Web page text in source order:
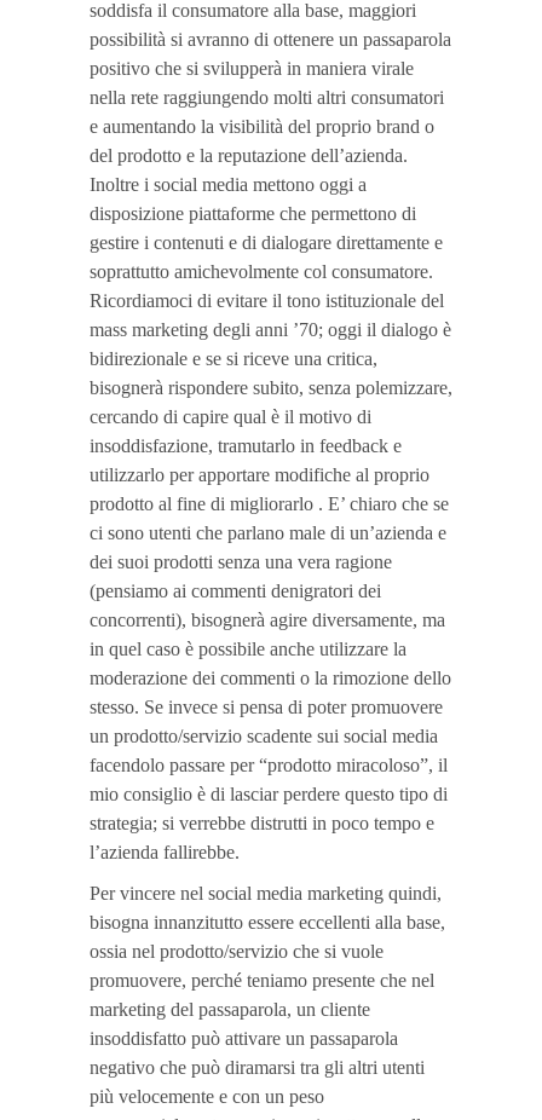
soddisfa il consumatore alla base, maggiori
possibilità si avranno di ottenere un passaparola
positivo che si svilupperà in maniera virale
nella rete raggiungendo molti altri consumatori
e aumentando la visibilità del proprio brand o
del prodotto e la reputazione dell’azienda.
Inoltre i social media mettono oggi a
disposizione piattaforme che permettono di
gestire i contenuti e di dialogare direttamente e
soprattutto amichevolmente col consumatore.
Ricordiamoci di evitare il tono istituzionale del
mass marketing degli anni ’70; oggi il dialogo è
bidirezionale e se si riceve una critica,
bisognerà rispondere subito, senza polemizzare,
cercando di capire qual è il motivo di
insoddisfazione, tramutarlo in feedback e
utilizzarlo per apportare modifiche al proprio
prodotto al fine di migliorarlo . E’ chiaro che se
ci sono utenti che parlano male di un’azienda e
dei suoi prodotti senza una vera ragione
(pensiamo ai commenti denigratori dei
concorrenti), bisognerà agire diversamente, ma
in quel caso è possibile anche utilizzare la
moderazione dei commenti o la rimozione dello
stesso. Se invece si pensa di poter promuovere
un prodotto/servizio scadente sui social media
facendolo passare per “prodotto miracoloso”, il
mio consiglio è di lasciar perdere questo tipo di
strategia; si verrebbe distrutti in poco tempo e
l’azienda fallirebbe.
Per vincere nel social media marketing quindi,
bisogna innanzitutto essere eccellenti alla base,
ossia nel prodotto/servizio che si vuole
promuovere, perché teniamo presente che nel
marketing del passaparola, un cliente
insoddisfatto può attivare un passaparola
negativo che può diramarsi tra gli altri utenti
più velocemente e con un peso